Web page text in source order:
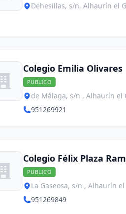
Dehesillas, s/n, Alhaurín el
Colegio Emilia Olivares
PUBLICO
de Málaga, s/n ,
951269921
Colegio Félix Plaza
PUBLICO
La Gaseosa, s/n ,
951269849